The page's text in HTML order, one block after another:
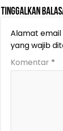
Tinggalkan
Alamat email
yang wajib
Komentar *